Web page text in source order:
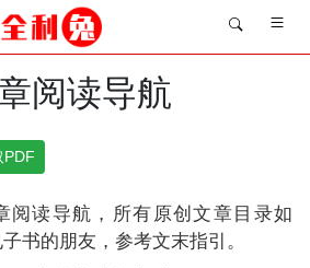
阅读导航
PDF
阅读导航，所有原创文章目录如
书的朋友，参考文末指引。